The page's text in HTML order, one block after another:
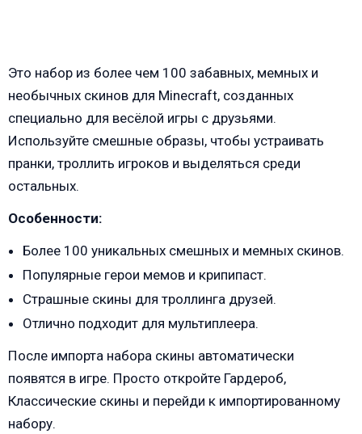
Это набор из более чем 100 забавных, мемных и
необычных скинов для Minecraft, созданных
специально для весёлой игры с друзьями.
Используйте смешные образы, чтобы устраивать
пранки, троллить игроков и выделяться среди
остальных.
Особенности:
Более 100 уникальных смешных и мемных скинов.
Популярные герои мемов и крипипаст.
Страшные скины для троллинга друзей.
Отлично подходит для мультиплеера.
После импорта набора скины автоматически
появятся в игре. Просто откройте Гардероб,
Классические скины и перейди к импортированному
набору.